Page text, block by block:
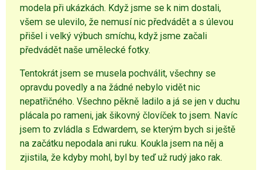
modela při ukázkách. Když jsme se k nim dostali,
všem se ulevilo, že nemusí nic předvádět a s úlevou
přišel i velký výbuch smíchu, když jsme začali
předvádět naše umělecké fotky.
Tentokrát jsem se musela pochválit, všechny se
opravdu povedly a na žádné nebylo vidět nic
nepatřičného. Všechno pěkně ladilo a já se jen v duchu
plácala po rameni, jak šikovný človíček to jsem. Navíc
jsem to zvládla s Edwardem, se kterým bych si ještě
na začátku nepodala ani ruku. Koukla jsem na něj a
zjistila, že kdyby mohl, byl by teď už rudý jako rak.